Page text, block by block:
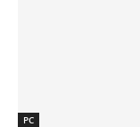
PC